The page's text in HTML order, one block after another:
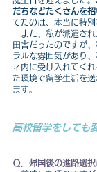
だちなどたくさんを
てたのは、本当に特別
また、私が派遣され
田舎だったのですが
ラルな雰囲気があり
ィ内に受け入れてく
た環境で留学生活を
ます。
高校留学をしても
Ｑ．帰国後の進路選